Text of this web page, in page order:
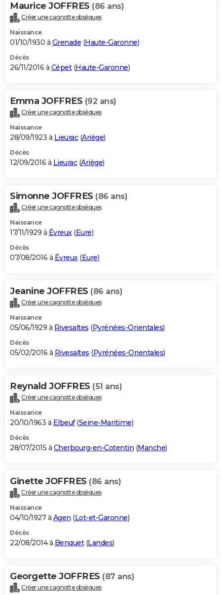
Maurice JOFFRES (86 ans)
Créer une cagnotte obsèques
Naissance
01/10/1930 à Grenade (Haute-Garonne)
Décès
26/11/2016 à Cépet(Haute-Garonne)
Emma JOFFRES (92 ans)
Créer une cagnotte obsèques
Naissance
28/09/1923 à Lieurac(Ariège)
Décès
12/09/2016 à Lieurac(Ariège)
Simonne JOFFRES (86 ans)
Créer une cagnotte obsèques
Naissance
17/11/1929 à Évreux(Eure)
Décès
07/08/2016 à Évreux(Eure)
Jeanine JOFFRES (86 ans)
Créer une cagnotte obsèques
Naissance
05/06/1929 à Rivesaltes (Pyrénées-Orientales)
Décès
05/02/2016 à Rivesaltes (Pyrénées-Orientales)
Reynald JOFFRES (51 ans)
Créer une cagnotte obsèques
Naissance
20/10/1963 à Elbeuf(Seine-Maritime)
Décès
28/07/2015 à Cherbourg-en-Cotentin (Manche)
Ginette JOFFRES (86 ans)
Créer une cagnotte obsèques
Naissance
04/10/1927 à Agen (Lot-et-Garonne)
Décès
22/08/2014 à Benquet(Landes)
Georgette JOFFRES (87 ans)
Créer une cagnotte obsèques